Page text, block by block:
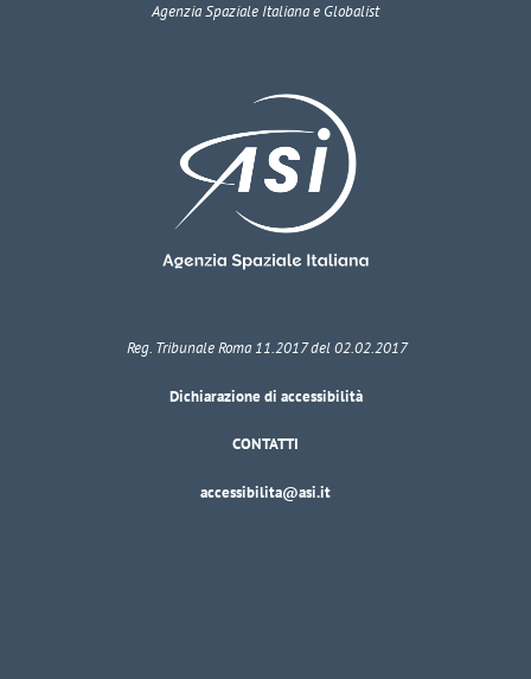
Agenzia Spaziale Italiana e Globalist
Reg. Tribunale Roma 11.2017 del 02.02.2017
Dichiarazione di accessibilità
CONTATTI
accessibilita@asi.it